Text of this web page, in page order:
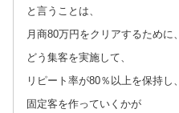
と言うことは、
月商80万円をクリアするために、
どう集客を実施して、
リピート率が80％以上を保持し、
固定客を作っていくかが